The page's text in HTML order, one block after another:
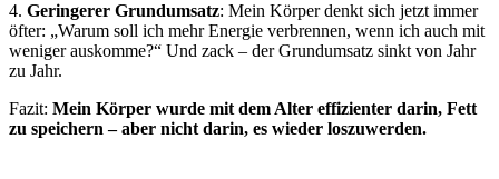
4. Geringerer Grundumsatz: Mein Körper denkt sich jetzt immer
öfter: „Warum soll ich mehr Energie verbrennen, wenn ich auch mit
weniger auskomme?“ Und zack – der Grundumsatz sinkt von Jahr
zu Jahr.
Fazit: Mein Körper wurde mit dem Alter effizienter darin, Fett
zu speichern – aber nicht darin, es wieder loszuwerden.